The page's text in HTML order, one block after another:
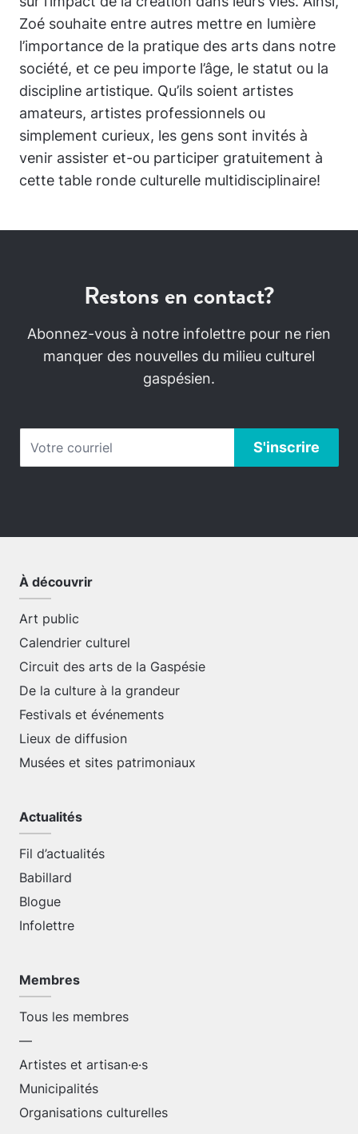
Zoé souhaite entre autres mettre en lumière
l’importance de la pratique des arts dans notre
société, et ce peu importe l’âge, le statut ou la
discipline artistique. Qu’ils soient artistes
amateurs, artistes professionnels ou
simplement curieux, les gens sont invités à
venir assister et-ou participer gratuitement à
cette table ronde culturelle multidisciplinaire!
Restons en contact?
Abonnez-vous à notre infolettre pour ne rien
manquer des nouvelles du milieu culturel
gaspésien.
À découvrir
Art public
Calendrier culturel
Circuit des arts de la Gaspésie
De la culture à la grandeur
Festivals et événements
Lieux de diffusion
Musées et sites patrimoniaux
Actualités
Fil d’actualités
Babillard
Blogue
Infolettre
Membres
Tous les membres
—
Artistes et artisan·e·s
Municipalités
Organisations culturelles